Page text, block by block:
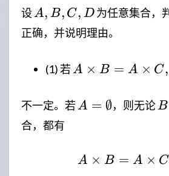
设 A,B,C,D
A, B, C, D 为任意集合，
正确，并说明理由。
(1) 若 A
B = A
\times
A × B = A × C,
不一定。若 A=\emptyset
A = ∅，则无论 B
B
合，都有
A × B = A × C